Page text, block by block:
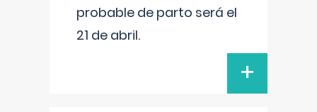
probable de parto será el
21 de abril.
+